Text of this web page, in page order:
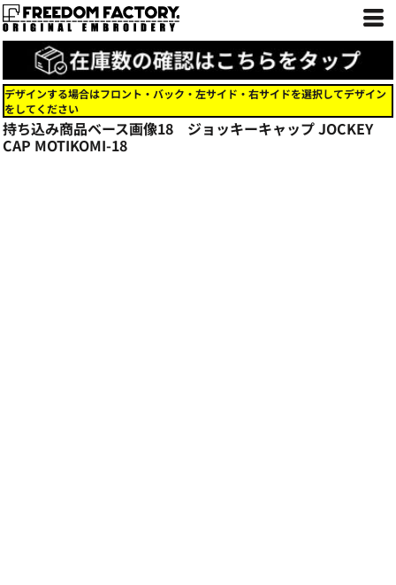
デザインする場合はフロント・バック・左サイド・右サイドを選択してデザイン
をしてください
持ち込み商品ベース画像18 ジョッキーキャップ JOCKEY
CAP MOTIKOMI-18